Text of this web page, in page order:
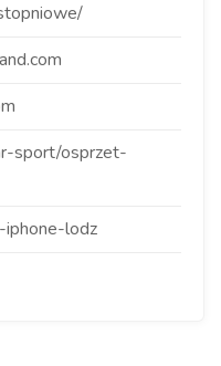
sport/osprzet-
lodz